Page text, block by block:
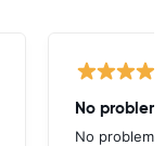
No
No